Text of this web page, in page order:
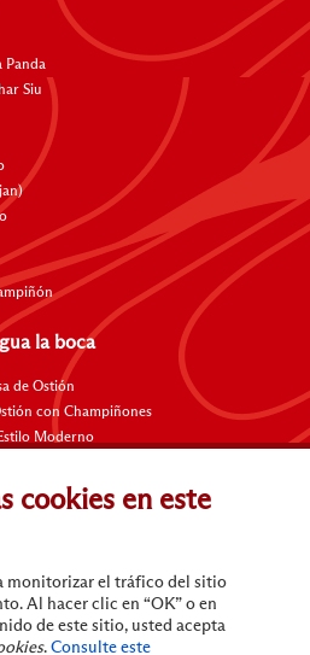
Panda
Siu
la boca
de Ostión
con Champiñones
Moderno
Salsa de a Ajo al Vino Tinto
Negros
Hoisin
cookies en este
monitorizar el tráfico del sitio
Al hacer clic en “OK” o en
de este sitio, usted acepta
. Consulte este